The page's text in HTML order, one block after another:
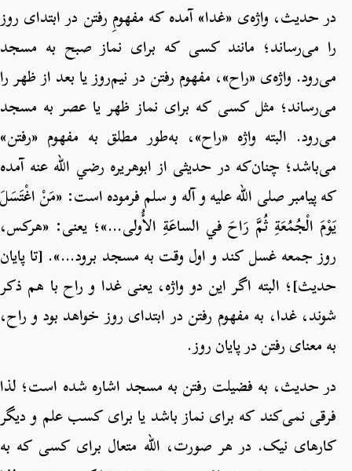
در حدیث، واژه‌ی «غدا» آمده که مفهومِ رفتن در ابتدای روز
را می‌رساند؛ مانند کسی که برای نماز صبح به مسجد
می‌رود. واژه‌ی «راح»، مفهوم رفتن در نیم‌روز یا بعد از ظهر را
می‌رساند؛ مثل کسی که برای نماز ظهر یا عصر به مسجد
می‌رود. البته واژه «راح»، به‌طور مطلق به مفهوم «رفتن»
می‌باشد؛ چنان‌که در حدیثی از ابوهریره رضي الله عنه آمده
که پیامبر صلی الله علیه و آله و سلم فرموده است: «مَنْ اغْتَسَلَ
يَوْمَ الْجُمُعَةِ ثُمَّ رَاحَ في الساعَةِ الأُولى…»؛ یعنی: «هرکس،
روز جمعه غسل کند و اول وقت به مسجد برود…». [تا پایان
حدیث]؛ البته اگر این دو واژه، یعنی غدا و راح با هم ذکر
شوند، غدا، به مفهوم رفتن در ابتدای روز خواهد بود و راح،
به معنای رفتن در پایان روز.
در حدیث، به فضیلت رفتن به مسجد اشاره شده است؛ لذا
فرقی نمی‌کند که برای نماز باشد یا برای کسب علم و دیگر
کارهای نیک. در هر صورت، الله متعال برای کسی که به